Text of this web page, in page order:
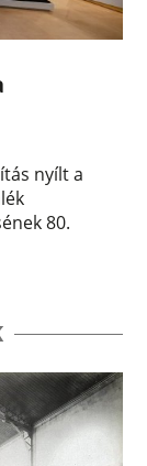
nyílt a
80.